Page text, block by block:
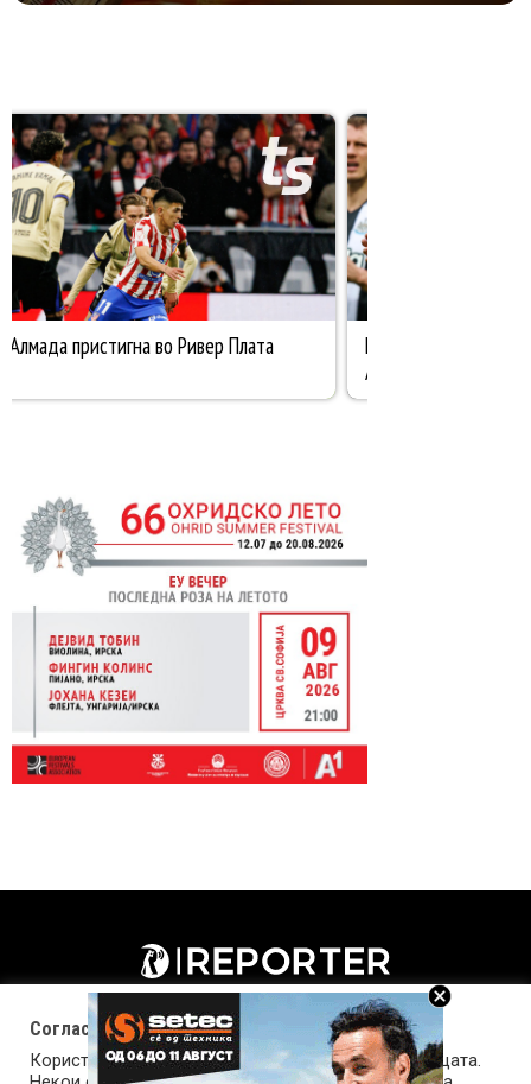
Согласност за колачиња (cookies)
Користиме колачиња за оптимизирање на страницата.